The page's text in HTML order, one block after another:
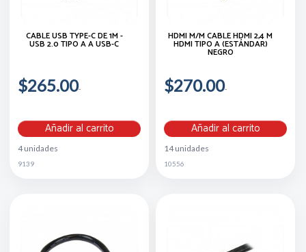
CABLE USB TYPE-C DE 1M -
USB 2.0 TIPO A A USB-C
$265.00
Añadir al carrito
4 unidades
9139
HDMI M/M CABLE HDMI 2,4 M
HDMI TIPO A (ESTÁNDAR)
NEGRO
$270.00
Añadir al carrito
14 unidades
10556